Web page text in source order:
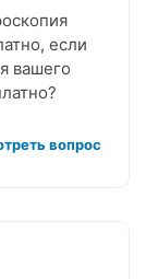
если
вашего
вопрос